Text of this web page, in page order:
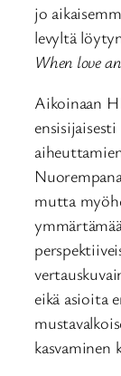
jo
levyltä
When love
Aikoinaan
mutta
eikä asioita
kasvaminen